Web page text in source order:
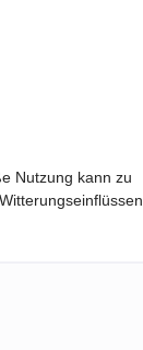
Nutzung kann zu